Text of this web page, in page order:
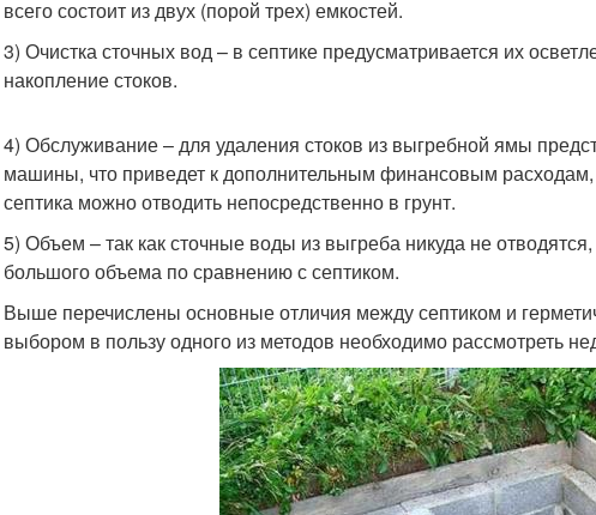
всего состоит из двух (порой трех) емкостей.
3) Очистка сточных вод – в септике предусматривается их
накопление стоков.
4) Обслуживание – для удаления стоков из выгребной ямы
машины, что приведет к дополнительным финансовым
септика можно отводить непосредственно в грунт.
5) Объем – так как сточные воды из выгреба никуда не
большого объема по сравнению с септиком.
Выше перечислены основные отличия между септиком и
выбором в пользу одного из методов необходимо рассмотреть